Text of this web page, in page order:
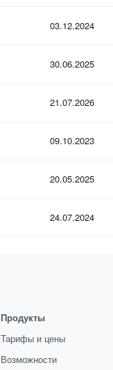
03.12.2024
30.06.2025
21.07.2026
09.10.2023
20.05.2025
24.07.2024
Продукты
Тарифы и цены
Возможности